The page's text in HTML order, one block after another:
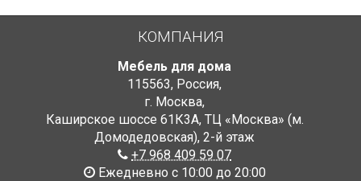
КОМПАНИЯ
Мебель для дома
115563, Россия,
г. Москва,
Каширское шоссе 61К3А, ТЦ «Москва» (м.
Домодедовская), 2-й этаж
+7 968 409 59 07
Ежедневно с 10:00 до 20:00